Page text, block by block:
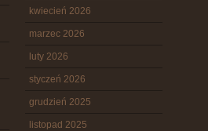
kwiecień 2026
marzec 2026
luty 2026
styczeń 2026
grudzień 2025
listopad 2025